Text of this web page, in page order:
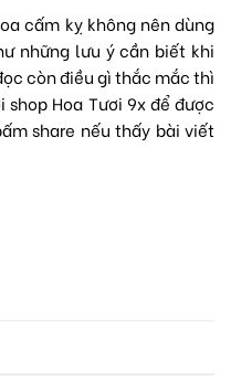
cấm kỵ không nên dùng
những lưu ý cần biết khi
còn điều gì thắc mắc thì
Hoa Tươi 9x để được
share nếu thấy bài viết